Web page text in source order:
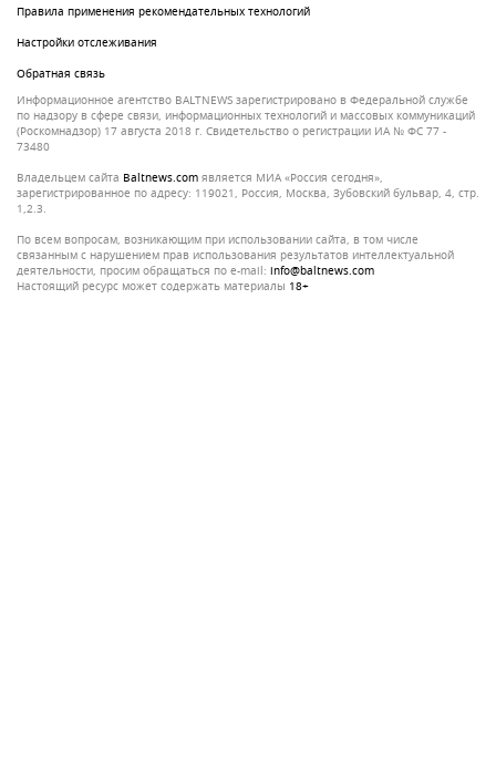
Правила применения рекомендательных технологий
Настройки отслеживания
Обратная связь
Информационное агентство BALTNEWS зарегистрировано в Федеральной службе
по надзору в сфере связи, информационных технологий и массовых коммуникаций
(Роскомнадзор) 17 августа 2018 г. Свидетельство о регистрации ИА № ФС 77 -
73480
Владельцем сайта
baltnews.com является МИА «Россия сегодня»,
зарегистрированное по адресу: 119021, Россия, Москва, Зубовский бульвар, 4, стр.
1,2.3.
По всем вопросам, возникающим при использовании сайта, в том числе
связанным с нарушением прав использования результатов интеллектуальной
деятельности, просим обращаться по e-mail: info@baltnews.com
Настоящий ресурс может содержать материалы 18+